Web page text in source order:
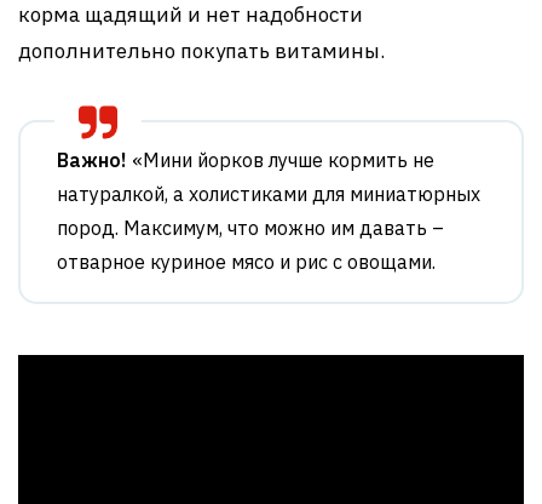
корма щадящий и нет надобности
дополнительно покупать витамины.
Важно! «Мини йорков лучше кормить не
натуралкой, а холистиками для миниатюрных
пород. Максимум, что можно им давать –
отварное куриное мясо и рис с овощами.